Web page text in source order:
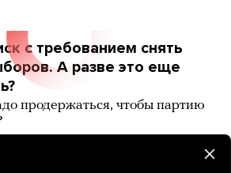
с требованием снять
А разве это еще
продержаться, чтобы партию